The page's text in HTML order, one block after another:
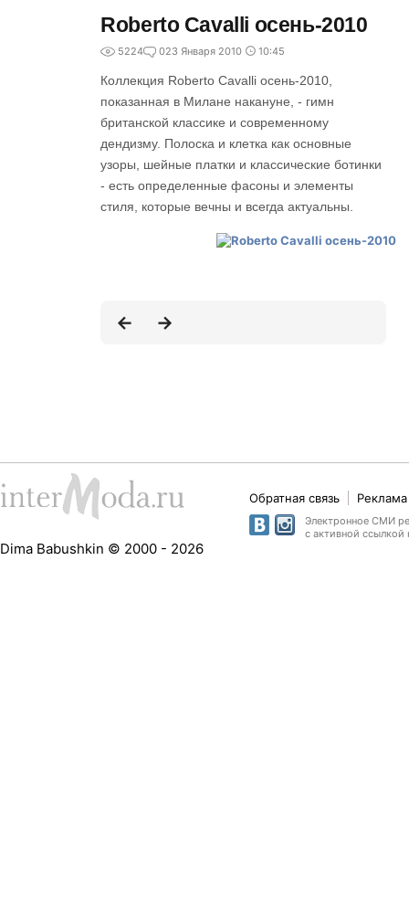
Roberto Cavalli осень-2010
5224 023 Января 2010 10:45
Коллекция Roberto Cavalli осень-2010,
показанная в Милане накануне, - гимн
британской классике и современному
дендизму. Полоска и клетка как основные
узоры, шейные платки и классические ботинки
- есть определенные фасоны и элементы
стиля, которые вечны и всегда актуальны.
Dima Babushkin © 2000 - 2026
Обратная связь
Электронное СМИ
с активной ссылкой